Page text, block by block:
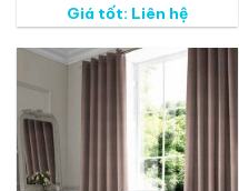
Giá tốt: Liên hệ